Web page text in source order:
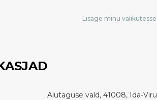
Lisage minu valikutesse
Alutaguse vald, 41008, Ida-Viru